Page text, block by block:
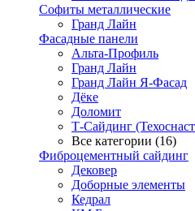
Софиты металлические
Гранд Лайн
Фасадные панели
Альта-Профиль
Гранд Лайн
Гранд Лайн Я-Фасад
Дёке
Доломит
Т-Сайдинг
Все категории (16)
Фиброцементный сайдинг
Дековер
Доборные элементы
Кедрал